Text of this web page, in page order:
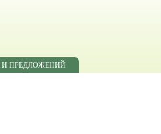
ПРЕДЛОЖЕНИЙ